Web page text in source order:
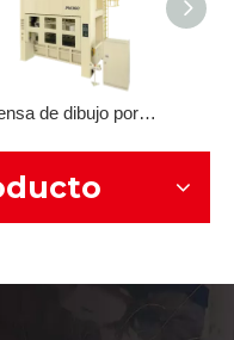
Prensa de dibujo por transferencia serie PM